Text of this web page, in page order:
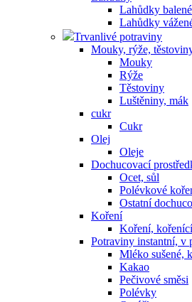
Lahůdky balené
Lahůdky
Trvanlivé potraviny
Mouky, rýže,
Mouky
Rýže
Těstoviny
Luštěniny, mák
cukr
Cukr
Olej
Oleje
Dochucovací
Ocet, sůl
Polévkové
Ostatní
Koření
Koření,
Potraviny instantní, v
Mléko sušené,
Kakao
Pečivové směsi
Polévky